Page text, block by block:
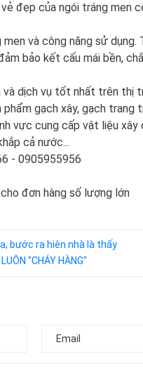
đẹp của ngói tráng
và công năng sử
bảo kết cấu mái bền,
dịch vụ tốt nhất trên thị
gạch xây, gạch
vực cung cấp vật liệu
cả nước...
- 0905955956
đơn hàng số lượng lớn
bước ra hiên nhà là thấy
"CHÁY HÀNG"